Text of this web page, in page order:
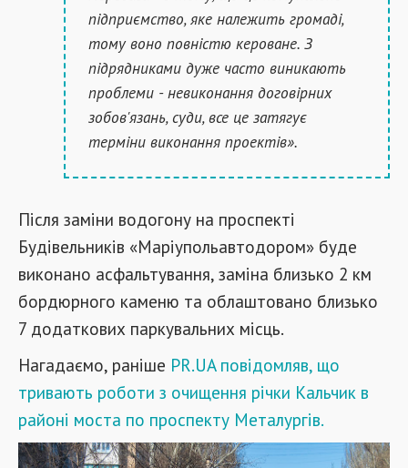
підприємство, яке належить громаді,
тому воно повністю кероване. З
підрядниками дуже часто виникають
проблеми - невиконання договірних
зобов'язань, суди, все це затягує
терміни виконання проектів».
Після заміни водогону на проспекті
Будівельників «Маріупольавтодором» буде
виконано асфальтування, заміна близько 2 км
бордюрного каменю та облаштовано близько
7 додаткових паркувальних місць.
Нагадаємо, раніше PR.UA повідомляв, що
тривають роботи з очищення річки Кальчик в
районі моста по проспекту Металургів.